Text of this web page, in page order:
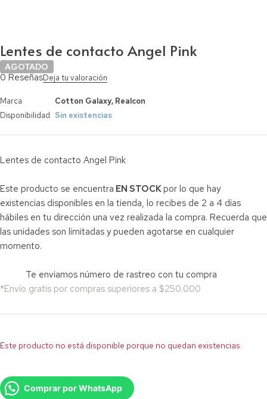
Lentes de contacto Angel Pink
AGOTADO
0 ReseñasDeja tu valoración
Marca Cotton Galaxy, Realcon
Disponibilidad Sin existencias
Lentes de contacto Angel Pink
Este producto se encuentra EN STOCKpor lo que hay
existencias disponibles en la tienda, lo recibes de 2 a 4 días
hábiles en tu dirección una vez realizada la compra. Recuerda que
las unidades son limitadas y pueden agotarse en cualquier
momento.
Te enviamos número de rastreo con tu compra
*Envío gratis por compras superiores a $250.000
Este producto no está disponible porque no quedan existencias.
Comprar por WhatsApp